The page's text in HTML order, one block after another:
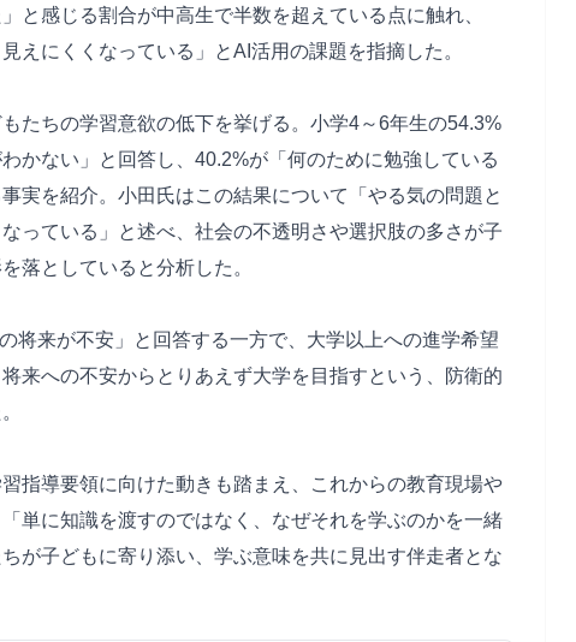
と感じる割合が中高生で半数を超えている点に触れ、
えにくくなっている」とAI活用の課題を指摘した。
たちの学習意欲の低下を挙げる。小学4～6年生の54.3%
かない」と回答し、40.2%が「何のために勉強している
実を紹介。小田氏はこの結果について「やる気の問題と
っている」と述べ、社会の不透明さや選択肢の多さが子
落としていると分析した。
将来が不安」と回答する一方で、大学以上への進学希望
来への不安からとりあえず大学を目指すという、防衛的
指導要領に向けた動きも踏まえ、これからの教育現場や
単に知識を渡すのではなく、なぜそれを学ぶのかを一緒
が子どもに寄り添い、学ぶ意味を共に見出す伴走者とな